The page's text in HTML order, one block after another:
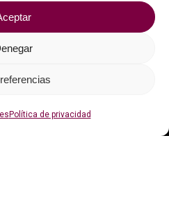
Política de privacidad